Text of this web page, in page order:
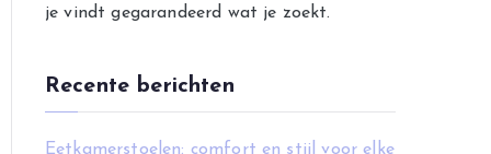
n
je vindt gegarandeerd wat je zoekt.
Recente berichten
Eetkamerstoelen: comfort en stijl voor elke